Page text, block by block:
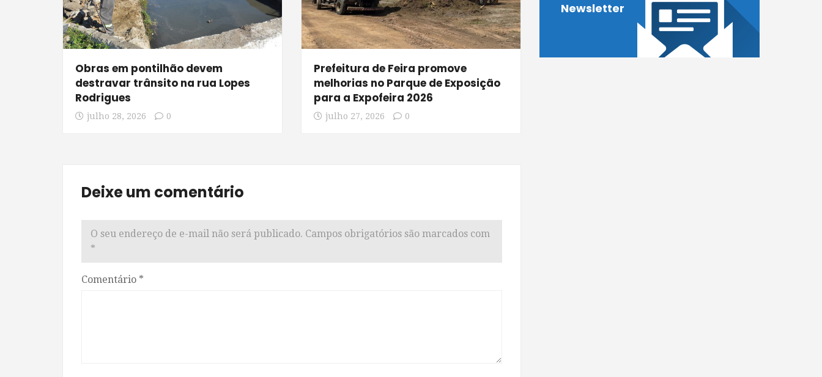
Obras em pontilhão devem
destravar trânsito na rua Lopes
Rodrigues
julho 28, 2026 0
Prefeitura de Feira promove
melhorias no Parque de Exposição
para a Expofeira 2026
julho 27, 2026 0
Deixe um comentário
O seu endereço de e-mail não será publicado. Campos obrigatórios são marcados com
*
Comentário *
Newsletter